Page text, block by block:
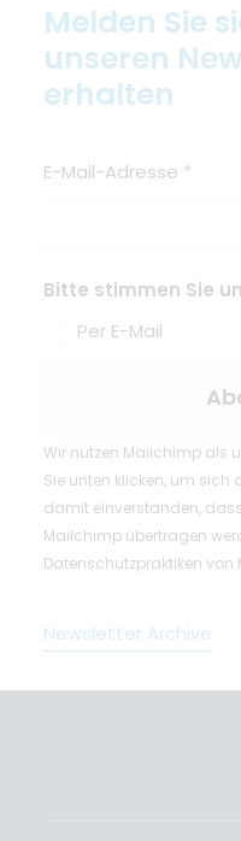
Melden Sie
unseren
erhalten
E-Mail-Adresse *
Bitte stimmen Sie
Per E-Mail
Wir nutzen Mailchimp als
Sie unten klicken, um sich
damit einverstanden,
Mailchimp übertragen
Datenschutzpraktiken von
Newsletter Archive